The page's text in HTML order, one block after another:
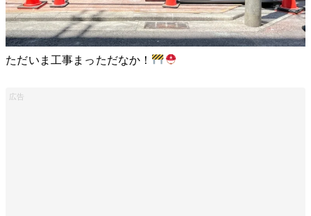
ただいま工事まっただなか！